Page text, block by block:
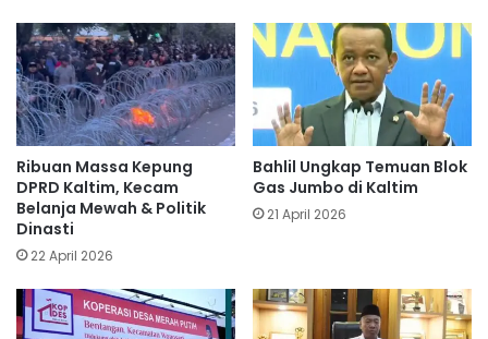
Ribuan Massa Kepung
DPRD Kaltim, Kecam
Belanja Mewah & Politik
Dinasti
22 April 2026
Bahlil Ungkap Temuan Blok
Gas Jumbo di Kaltim
21 April 2026